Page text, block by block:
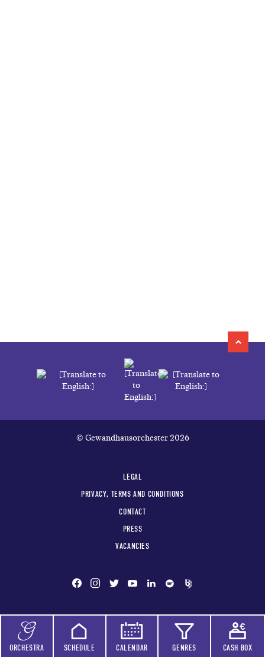
ORCHESTRA SCHEDULE CALENDAR GENRES CASH BOX
© Gewandhausorchester 2026
LEGAL
PRIVACY, TERMS AND CONDITIONS
CONTACT
PRESS
VACANCIES